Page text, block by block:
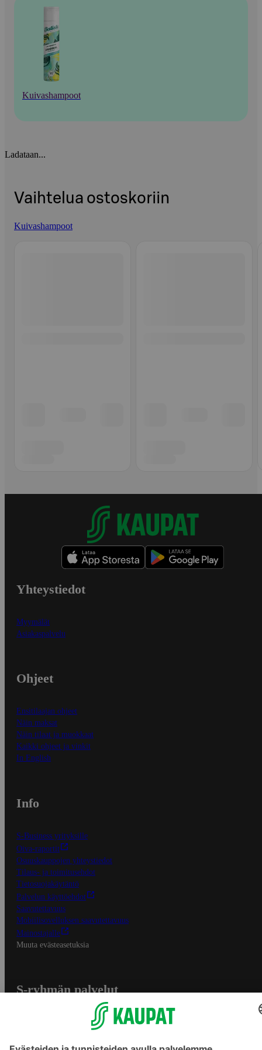
Kuivashampoot
Ladataan...
Vaihtelua ostoskoriin
Kuivashampoot
Yhteystiedot
Myymälät
Asiakaspalvelu
Ohjeet
Ensitilaajan ohjeet
Näin maksat
Näin tilaat ja muokkaat
Kaikki ohjeet ja vinkit
In English
Info
S-Business yrityksille
Oiva-raportit
Osuuskauppojen yhteystiedot
Tilaus- ja toimitusehdot
Tietosuojakäytäntö
Palvelun käyttöehdot
Saavutettavuus
Mobiilisovelluksen saavutettavuus
Mainostajalle
Muuta evästeasetuksia
S-ryhmän palvelut